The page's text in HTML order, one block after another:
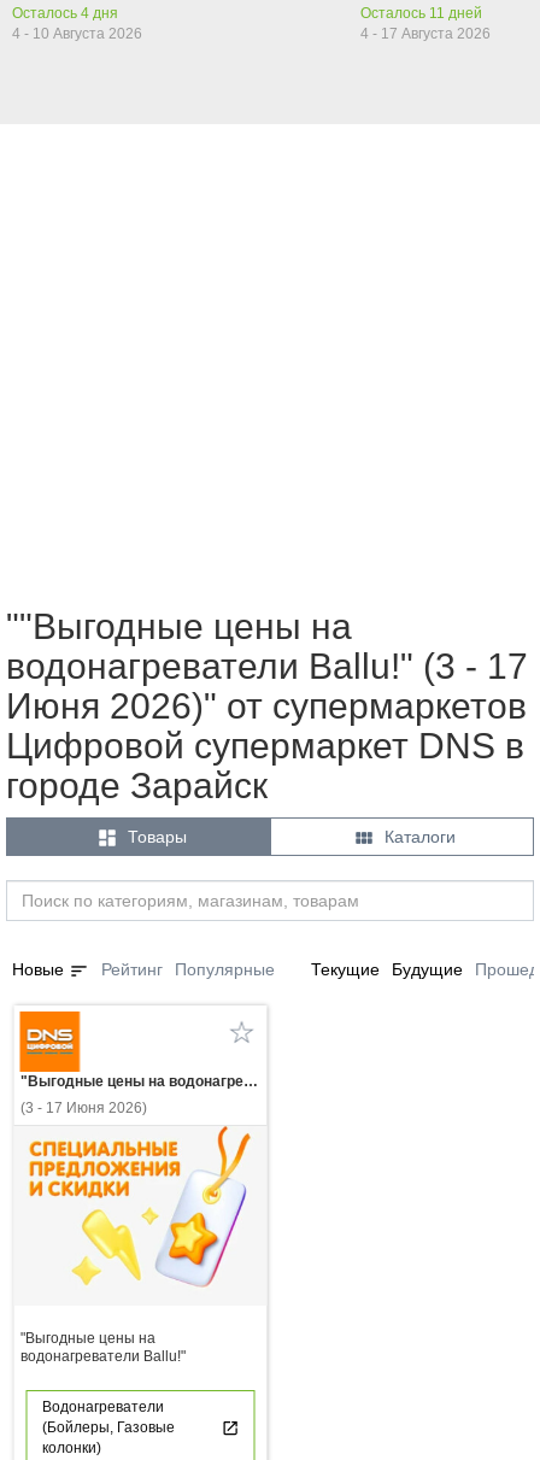
Осталось 4 дня
4 - 10 Августа 2026
Осталось 11 дней
4 - 17 Августа 2026
""Выгодные цены на
водонагреватели Ballu!" (3 - 17
Июня 2026)" от супермаркетов
Цифровой супермаркет DNS в
городе Зарайск
 Товары  Каталоги
Новые sort Рейтинг Популярные Текущие Будущие
"Выгодные цены на водонагреватели Ballu!"
(3 - 17 Июня 2026)
"Выгодные цены на
водонагреватели Ballu!"
Водонагреватели
(Бойлеры, Газовые
колонки)